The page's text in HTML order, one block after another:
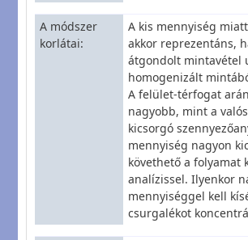
A módszer
korlátai
A kis mennyiség
akkor reprezentáns,
átgondolt mintavétel
homogenizált
A felület-térfogat
nagyobb, mint a
kicsorgó
mennyiség nagyon
követhető a folyamat
analízissel. Ilyenkor
mennyiséggel kell
csurgalékot